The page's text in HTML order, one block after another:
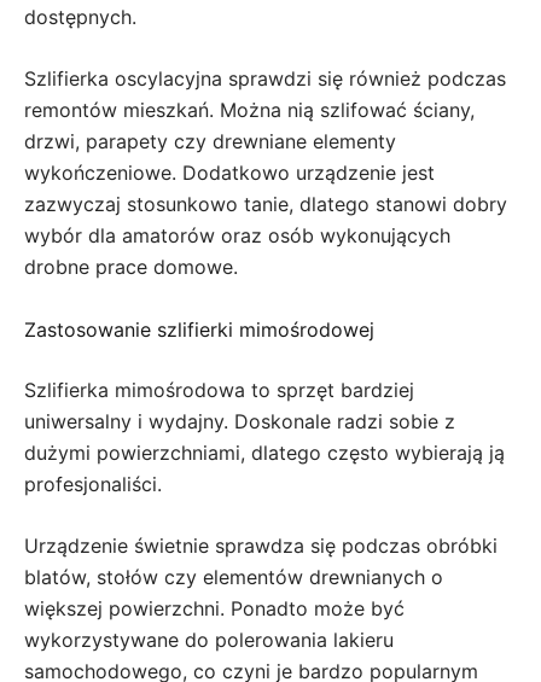
dostępnych.
Szlifierka oscylacyjna sprawdzi się również podczas
remontów mieszkań. Można nią szlifować ściany,
drzwi, parapety czy drewniane elementy
wykończeniowe. Dodatkowo urządzenie jest
zazwyczaj stosunkowo tanie, dlatego stanowi dobry
wybór dla amatorów oraz osób wykonujących
drobne prace domowe.
Zastosowanie szlifierki mimośrodowej
Szlifierka mimośrodowa to sprzęt bardziej
uniwersalny i wydajny. Doskonale radzi sobie z
dużymi powierzchniami, dlatego często wybierają ją
profesjonaliści.
Urządzenie świetnie sprawdza się podczas obróbki
blatów, stołów czy elementów drewnianych o
większej powierzchni. Ponadto może być
wykorzystywane do polerowania lakieru
samochodowego, co czyni je bardzo popularnym